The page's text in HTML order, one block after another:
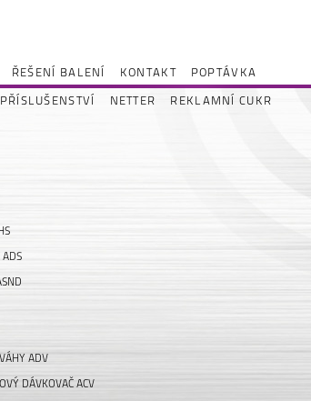
ŘEŠENÍ BALENÍ KONTAKT POPTÁVKA
PŘÍSLUŠENSTVÍ NETTER REKLAMNÍ CUKR
ADS
ADV
DÁVKOVAČ ACV